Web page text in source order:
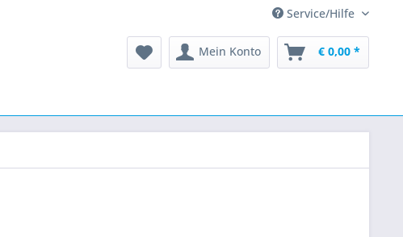
Service/Hilfe
Mein Konto € 0,00 *